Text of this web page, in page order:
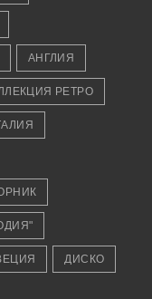
АНГЛИЯ
РЕТРО
ДИСКО